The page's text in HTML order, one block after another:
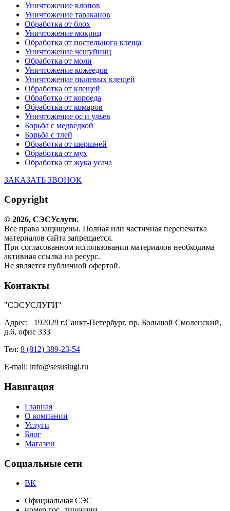
Уничтожение клопов
Уничтожение тараканов
Обработка от блох
Уничтожение мокриц
Обработка от постельного клеща
Уничтожение чешуйниц
Обработка от моли
Уничтожение кожеедов
Уничтожение пылевых клещей
Обработка от клещей
Обработка от короеда
Обработка от комаров
Уничтожение ос и ульев
Борьба с медведкой
Борьба с тлей
Обработка от шершней
Обработка от мух
Обработка от жука усача
ЗАКАЗАТЬ ЗВОНОК
Copyright
© 2026, СЭСУслуги.
Все права защищены. Полная или частичная перепечатка
материалов сайта запрещается.
При согласованном использовании материалов необходима
активная ссылка на ресурс.
Не является публичной офертой.
Контакты
"СЭСУСЛУГИ"
Адрес:
192029 г.Санкт-Петербург, пр. Большой Смоленский,
д.6, офис 333
Тел: 8 (812) 389-23-54
E-mail: info@sesuslugi.ru
Навигация
Главная
О компании
Услуги
Блог
Магазин
Социальные сети
ВК
Официальная СЭС